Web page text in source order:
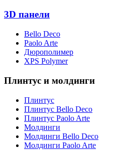
3D панели
Bello Deco
Paolo Arte
Дюрополимер
XPS Polymer
Плинтус и молдинги
Плинтус
Плинтус Bello Deco
Плинтус Paolo Arte
Молдинги
Молдинги Bello Deco
Молдинги Paolo Arte